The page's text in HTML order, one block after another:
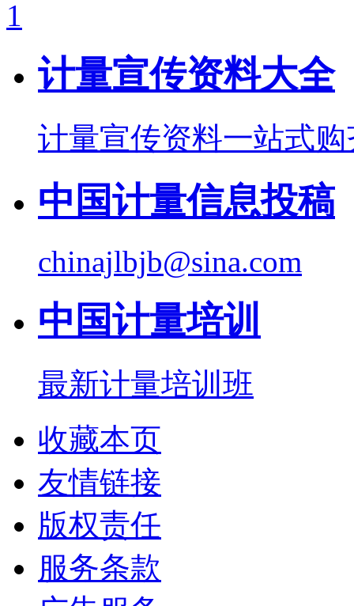
计量宣传资料大全
计量宣传资料一站式购
中国计量信息投稿
chinajlbjb@sina.com
中国计量培训
最新计量培训班
收藏本页
友情链接
版权责任
服务条款